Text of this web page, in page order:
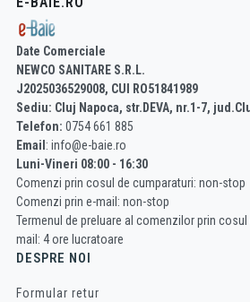
Date Comerciale
NEWCO SANITARE S.R.L.
J2025036529008, CUI RO51841989
Sediu: Cluj Napoca, str.DEVA, nr.1-7,
Telefon: 0754 661 885
Email : info@e-baie.ro
Luni-Vineri 08:00 - 16:30
Comenzi prin cosul de cumparaturi: non-stop
Comenzi prin e-mail: non-stop
Termenul de preluare al comenzilor prin
mail: 4 ore lucratoare
DESPRE NOI
Formular retur